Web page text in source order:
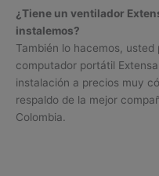
¿Tiene un ventilador
instalemos?
También lo hacemos,
computador portátil
instalación a precios muy
respaldo de la mejor
Colombia.